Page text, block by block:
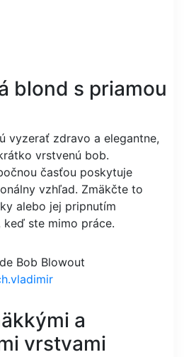
blond s priamou
vyzerať zdravo a elegantne,
vrstvenú bob.
časťou poskytuje
vzhľad. Zmäkčte to
alebo jej pripnutím
ste mimo práce.
a
vrstvami